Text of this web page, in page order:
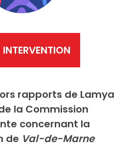
INTERVENTION
rapports de Lamya
la Commission
concernant la
de Val-de-Marne